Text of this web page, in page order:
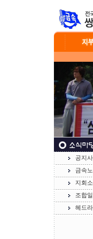
공지
금속
지회
조합
헤드